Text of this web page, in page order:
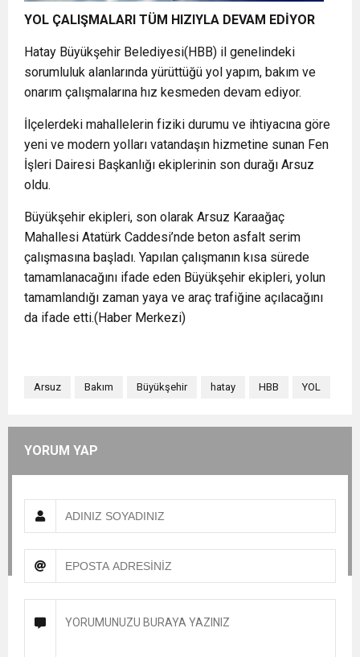
YOL ÇALIŞMALARI TÜM HIZIYLA DEVAM EDİYOR
Hatay Büyükşehir Belediyesi(HBB) il genelindeki
sorumluluk alanlarında yürüttüğü yol yapım, bakım ve
onarım çalışmalarına hız kesmeden devam ediyor.
İlçelerdeki mahallelerin fiziki durumu ve ihtiyacına göre
yeni ve modern yolları vatandaşın hizmetine sunan Fen
İşleri Dairesi Başkanlığı ekiplerinin son durağı Arsuz
oldu.
Büyükşehir ekipleri, son olarak Arsuz Karaağaç
Mahallesi Atatürk Caddesi’nde beton asfalt serim
çalışmasına başladı. Yapılan çalışmanın kısa sürede
tamamlanacağını ifade eden Büyükşehir ekipleri, yolun
tamamlandığı zaman yaya ve araç trafiğine açılacağını
da ifade etti.(Haber Merkezi)
Arsuz Bakım Büyükşehir hatay HBB YOL
YORUM YAP